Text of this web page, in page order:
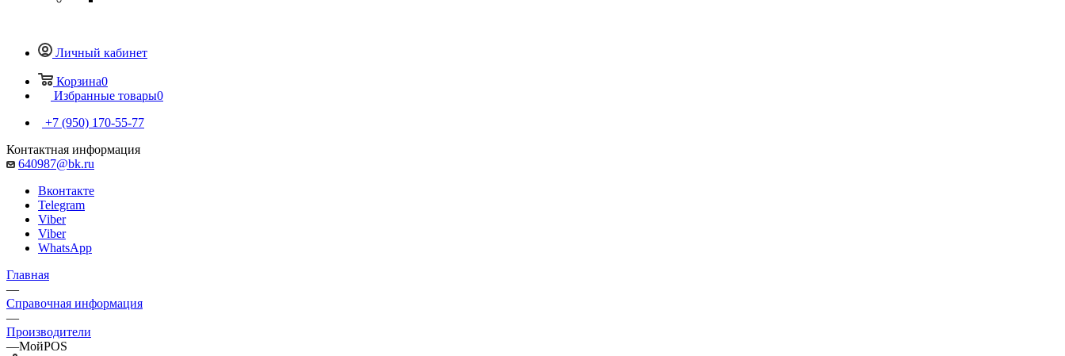
Личный кабинет
Корзина0
Избранные товары0
+7 (950) 170-55-77
Контактная информация
640987@bk.ru
Вконтакте
Telegram
Viber
Viber
WhatsApp
Главная
—
Справочная информация
—
Производители
—МойPOS